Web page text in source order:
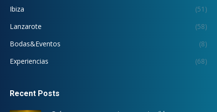
Ibiza
(51)
Lanzarote
(58)
Bodas&Eventos
(8)
Experiencias
(68)
Recent Posts